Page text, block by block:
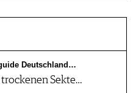
Deutschland…
Sekte…